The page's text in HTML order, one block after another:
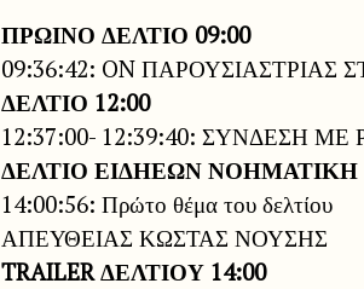
ΠΡΩΙΝΟ ΔΕΛΤΙΟ 09:00
09:36:42: ON ΠΑΡΟΥΣΙΑΣΤΡΙΑΣ
ΔΕΛΤΙΟ 12:00
12:37:00- 12:39:40: ΣΥΝΔΕΣΗ
ΔΕΛΤΙΟ ΕΙΔΗΕΩΝ ΝΟΗΜΑΤΙΚΗ
14:00:56: Πρώτο θέμα του δελτίου
ΑΠΕΥΘΕΙΑΣ ΚΩΣΤΑΣ ΝΟΥΣΗΣ
TRAILER ΔΕΛΤΙΟΥ 14:00